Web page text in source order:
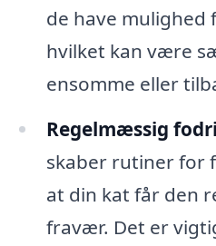
de have mulighed
hvilket kan være
ensomme eller
Regelmæssig
skaber rutiner for
at din kat får den
fravær. Det er